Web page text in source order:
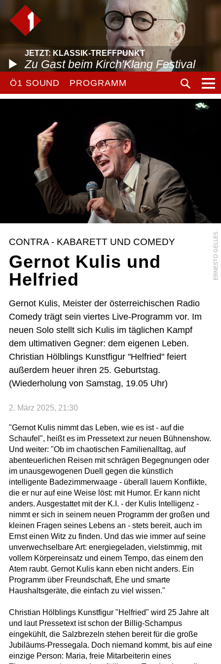
JETZT: KLASSIK-TREFFPUNKT
Zu Gast beim Kirch'Klang Festival
Ö1 SOUND PROGRAMM
ERNESTO GELLES
CONTRA - KABARETT UND COMEDY
Gernot Kulis und
Helfried
Gernot Kulis, Meister der österreichischen Radio
Comedy trägt sein viertes Live-Programm vor. Im
neuen Solo stellt sich Kulis im täglichen Kampf
dem ultimativen Gegner: dem eigenen Leben.
Christian Hölblings Kunstfigur "Helfried" feiert
außerdem heuer ihren 25. Geburtstag.
(Wiederholung von Samstag, 19.05 Uhr)
2. März 2025, 21:30
"Gernot Kulis nimmt das Leben, wie es ist - auf die
Schaufel", heißt es im Pressetext zur neuen Bühnenshow.
Und weiter: "Ob im chaotischen Familienalltag, auf
abenteuerlichen Reisen mit schrägen Begegnungen oder
im unausgewogenen Duell gegen die künstlich
intelligente Badezimmerwaage - überall lauern Konflikte,
die er nur auf eine Weise löst: mit Humor. Er kann nicht
anders. Ausgestattet mit der K.I. - der Kulis Intelligenz -
nimmt er sich in seinem neuen Programm der großen und
kleinen Fragen seines Lebens an - stets bereit, auch im
Ernst einen Witz zu finden. Und das wie immer auf seine
unverwechselbare Art: energiegeladen, vielstimmig, mit
vollem Körpereinsatz und einem Tempo, das einem den
Atem raubt. Gernot Kulis kann eben nicht anders. Ein
Programm über Freundschaft, Ehe und smarte
Haushaltsgeräte, die einfach zu viel wissen."
Christian Hölblings Kunstfigur "Helfried" wird 25 Jahre alt
und laut Pressetext ist schon der Billig-Schampus
eingekühlt, die Salzbrezeln stehen bereit für die große
Jubiläums-Pressegala. Doch niemand kommt, bis auf eine
einzige Person: Maria, freie Mitarbeiterin eines